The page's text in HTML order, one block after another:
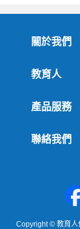
關於我們
教育人
產品服務
聯絡我們
Copyright © 教育人